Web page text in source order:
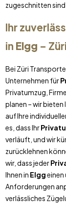
zugeschnitten sind.
Ihr
in Elgg –
Bei Züri
Unternehmen für
Privatumzug,
planen – wir
auf Ihre
es, dass Ihr
verläuft, und wir
zurücklehnen
wir, dass jeder
Ihnen in Elggeinen
Anforderungen
verlässliches